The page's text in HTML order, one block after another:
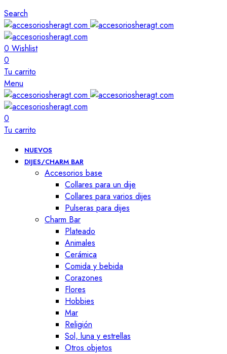
Search
0 Wishlist
0
Tu carrito
Menu
0
Tu carrito
NUEVOS
DIJES/CHARM BAR
Accesorios base
Collares para un dije
Collares para varios dijes
Pulseras para dijes
Charm Bar
Plateado
Animales
Cerámica
Comida y bebida
Corazones
Flores
Hobbies
Mar
Religión
Sol, luna y estrellas
Otros objetos